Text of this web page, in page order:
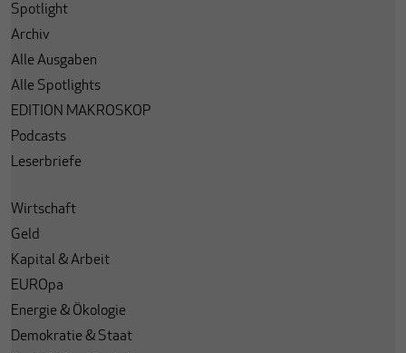
Spotlight
Archiv
Alle Ausgaben
Alle Spotlights
EDITION MAKROSKOP
Podcasts
Leserbriefe
Wirtschaft
Geld
Kapital & Arbeit
EUROpa
Energie & Ökologie
Demokratie & Staat